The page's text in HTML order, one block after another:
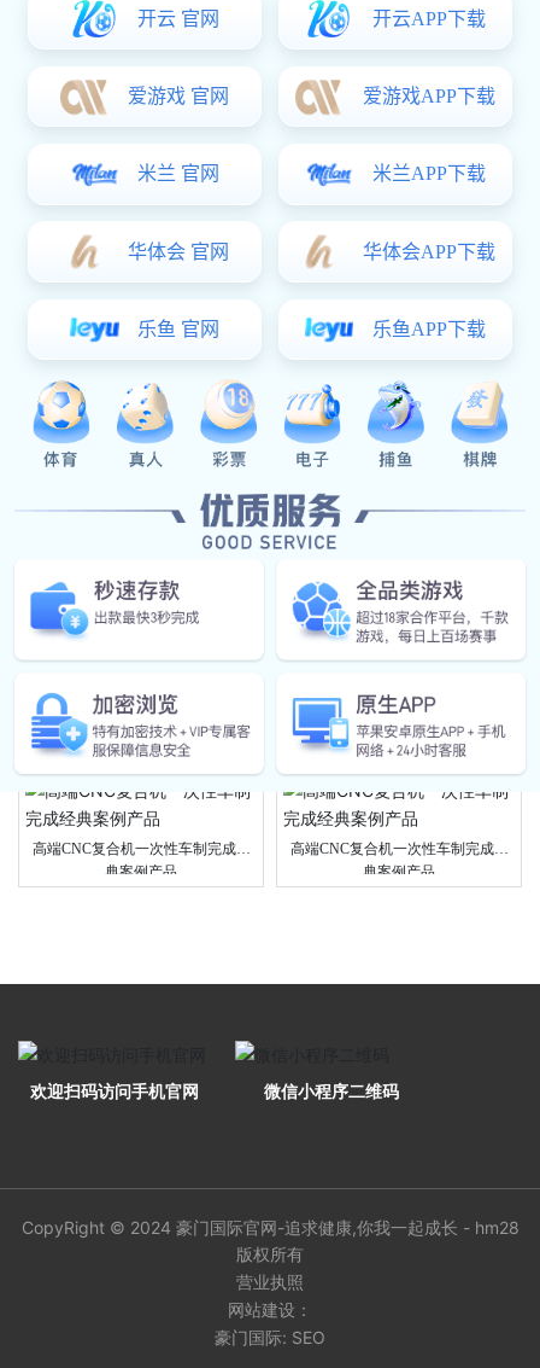
咨询 联系
详细
咨询
注意：请留下您的电子邮件，豪门国际 的专业人员会尽快与您联系！
相关产品
高端CNC复合机一次性车制完成经
典案例产品
豪门国际: 高端CNC复合机一次性
车制完成经典案例产品
高端CNC复合机一次性车制完成经
典案例产品
高端CNC复合机一次性车制完成经
典案例产品
欢迎扫码访问手机官网 微信小程序二维码
CopyRight © 2024 豪门国际官网-追求健康,你我一起成长 - hm28
版权所有
营业执照
网站建设：
豪门国际: SEO